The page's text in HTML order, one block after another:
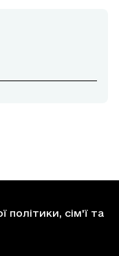
політики, сім'ї та